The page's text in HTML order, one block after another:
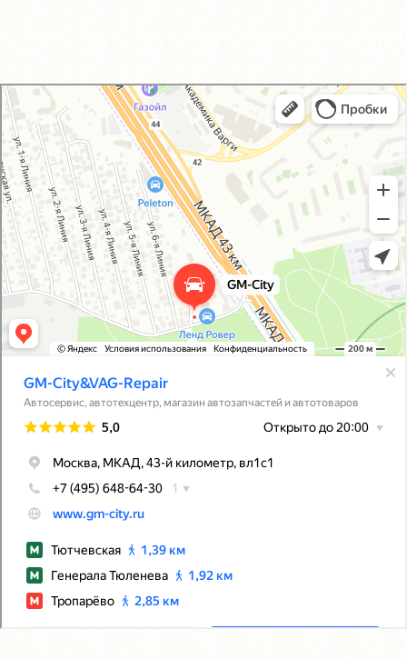
GM-City&VAG-Repair
Автосервис, автотехцентр в Москве
Магазин автозапчастей и автотоваров в Москве